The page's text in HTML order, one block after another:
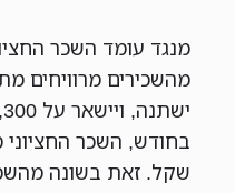
בחודש, השכר
שקל. זאת בשונה